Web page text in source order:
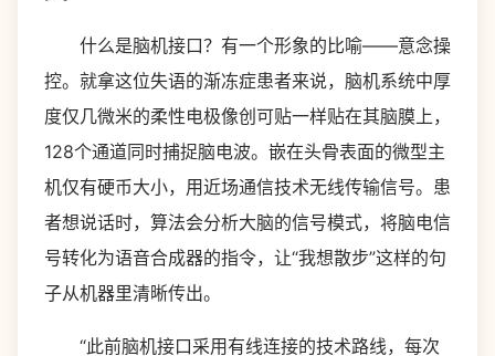
什么是脑机接口？有一个形象的比喻——意念操
控。就拿这位失语的渐冻症患者来说，脑机系统中厚
度仅几微米的柔性电极像创可贴一样贴在其脑膜上，
128个通道同时捕捉脑电波。嵌在头骨表面的微型主
机仅有硬币大小，用近场通信技术无线传输信号。患
者想说话时，算法会分析大脑的信号模式，将脑电信
号转化为语音合成器的指令，让“我想散步”这样的句
子从机器里清晰传出。
“此前脑机接口采用有线连接的技术路线，每次